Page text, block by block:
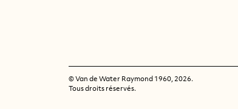
© Van de Water Raymond 1960, 2026.
Tous droits réservés.